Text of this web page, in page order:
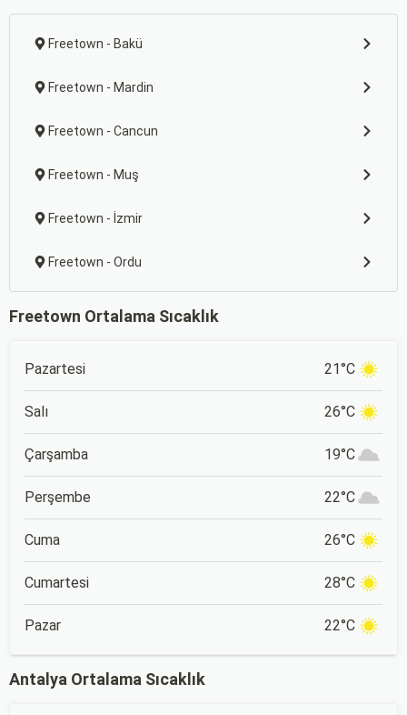
Freetown - Bakü
Freetown - Mardin
Freetown - Cancun
Freetown - Muş
Freetown - İzmir
Freetown - Ordu
Freetown Ortalama Sıcaklık
Pazartesi 21°C
Salı 26°C
Çarşamba 19°C
Perşembe 22°C
Cuma 26°C
Cumartesi 28°C
Pazar 22°C
Antalya Ortalama Sıcaklık